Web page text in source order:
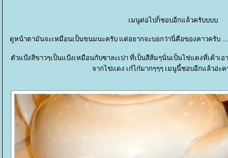
เมนูต่อไปก็ชอบอีกแล้วครับบบบ
ดูหน้าตามันจะเหมือนเป็นขนมนะครับ แต่อยากจะบอกว่านี่คือของคาวครับ
ตัวแป้งสีขาวๆเป็นแป้งเหมือนกับซาละเปา ที่เป็นสีส้มๆนั่นเป็นไข่แดงที่เค้าเ
จากไข่แดง เก๋ไก๋มากๆๆๆ เมนูนี้ชอบอีกแล้วอ่ะ